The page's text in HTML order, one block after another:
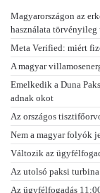
Magyarországon az
használata törvényileg
Meta Verified: miért
A magyar
Emelkedik a Duna
adnak okot
Az országos
Nem a magyar folyók
Változik az
Az utolsó paksi
Az ügyfélfogadás